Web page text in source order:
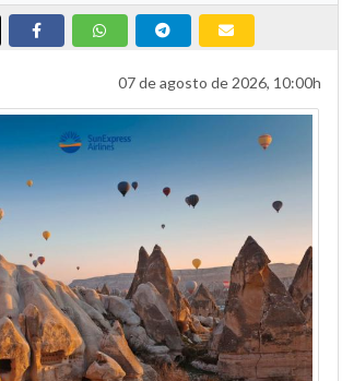
07 de agosto de 2026, 10:00h